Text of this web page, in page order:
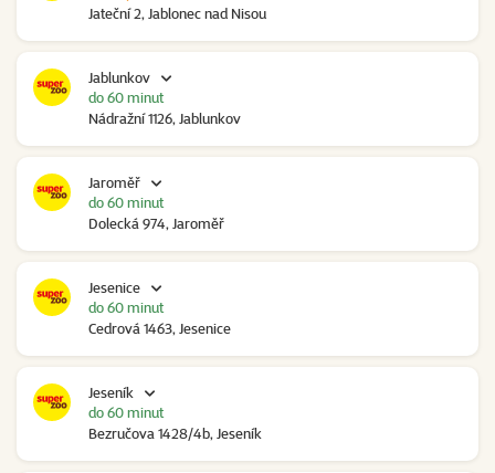
Jateční 2, Jablonec nad Nisou
Jablunkov
Nádražní 1126, Jablunkov
do 60 minut
Jaroměř
Dolecká 974, Jaroměř
do 60 minut
Jesenice
Cedrová 1463, Jesenice
do 60 minut
Jeseník
Bezručova 1428/4b, Jeseník
do 60 minut